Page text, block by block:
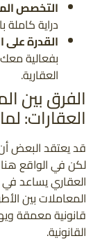
التخصص
دراية كاملة
القدرة على
بفعالية
العقارية.
الفرق بين
العقارات:
قد يعتقد البعض
لكن في الواقع
العقاري يساعد
المعاملات بين
قانونية معمقة
القانونية.